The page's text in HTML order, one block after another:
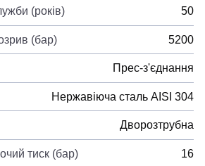
(років) 50
(бар) 5200
Прес-з'єднання
Нержавіюча сталь AISI 304
Дворозтрубна
тиск (бар) 16